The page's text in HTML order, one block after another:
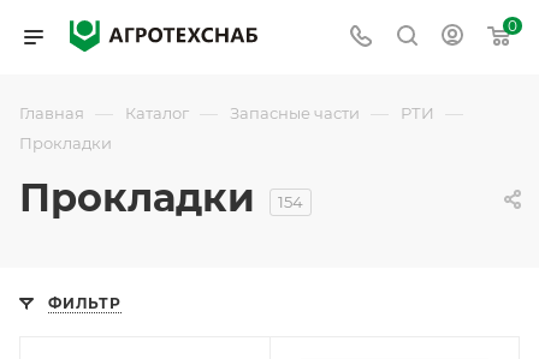
0
Главная — Каталог — Запасные части — РТИ —
Прокладки
Прокладки 154
ФИЛЬТР